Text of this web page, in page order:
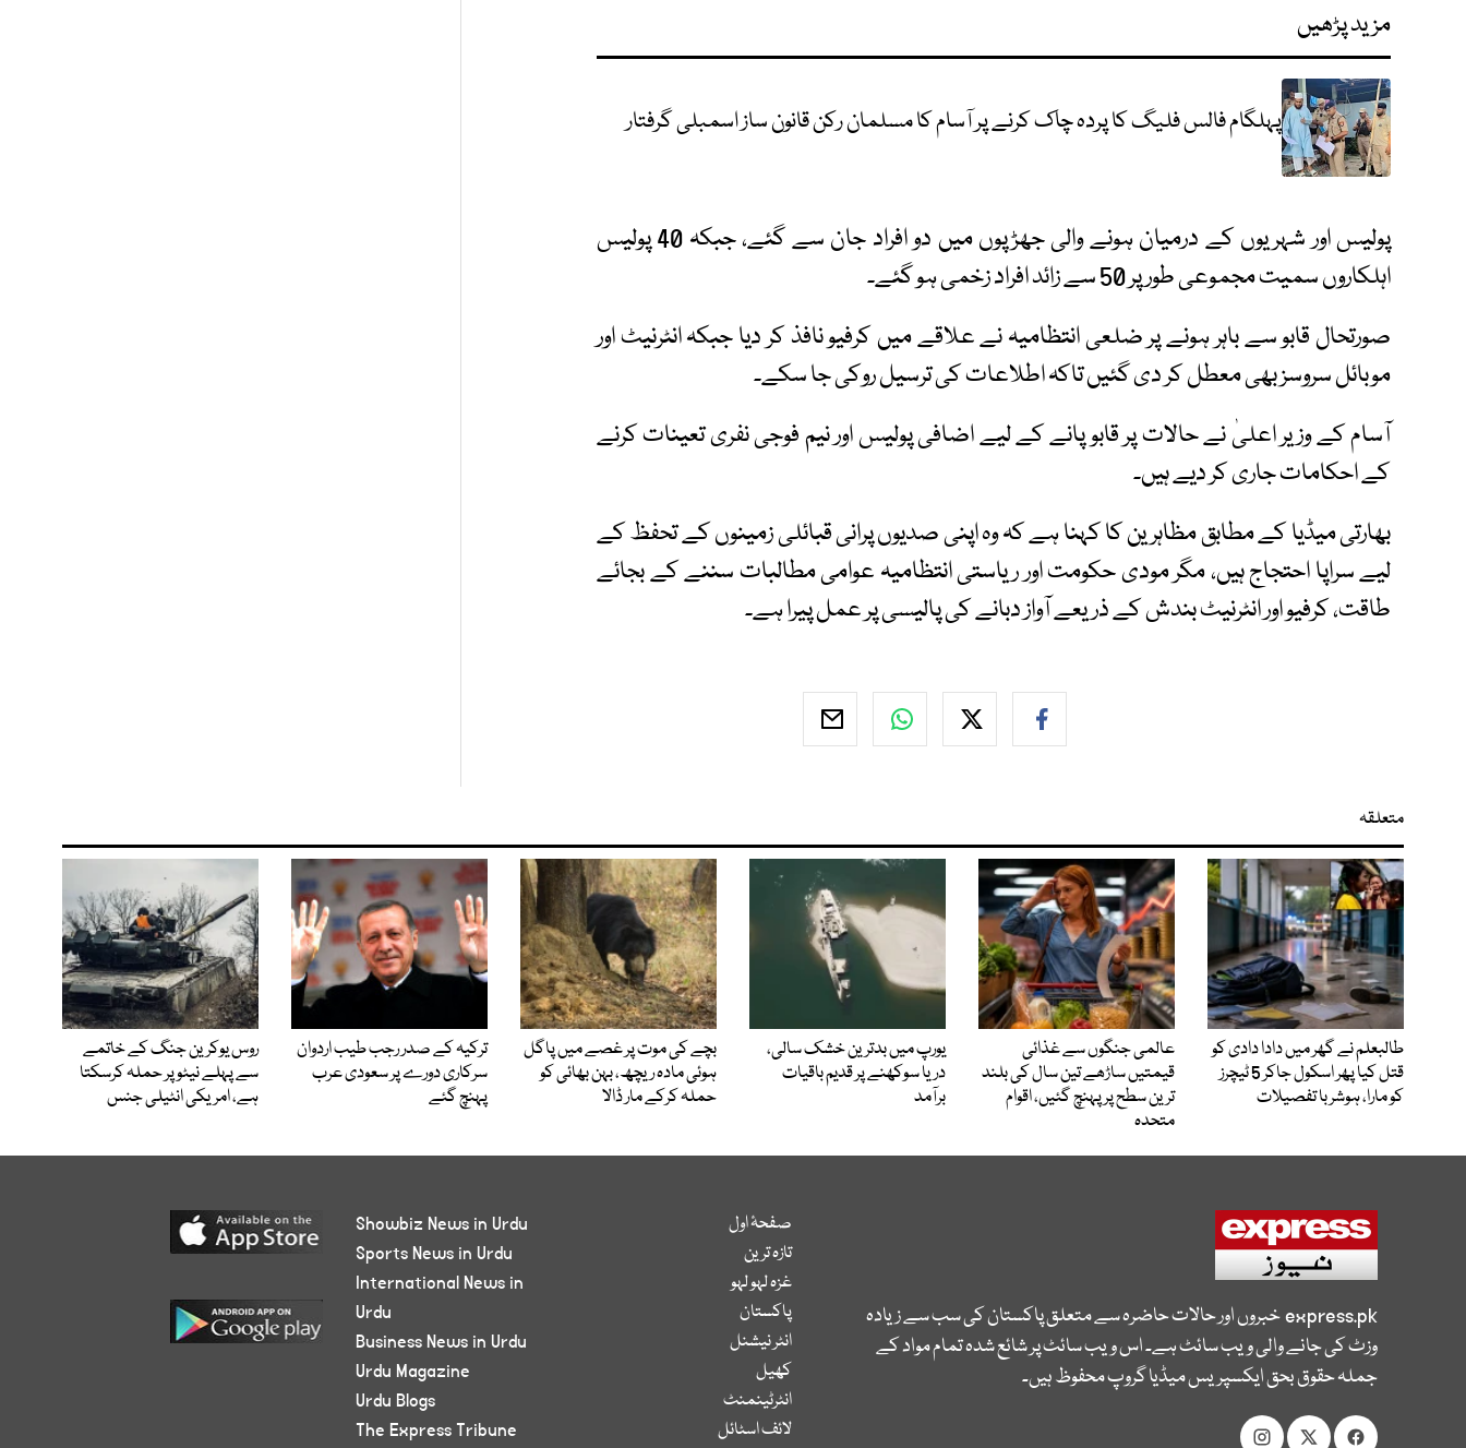
مزید پڑھیں
پہلگام فالس فلیگ کا پردہ چاک کرنے پر آسام کا مسلمان رکن قانون ساز اسمبلی گرفتار
پولیس اور شہریوں کے درمیان ہونے والی جھڑپوں میں دو افراد جان سے گئے، جبکہ 40 پولیس
اہلکاروں سمیت مجموعی طور پر 50 سے زائد افراد زخمی ہو گئے۔
صورتحال قابو سے باہر ہونے پر ضلعی انتظامیہ نے علاقے میں کرفیو نافذ کر دیا جبکہ انٹرنیٹ اور
موبائل سروسز بھی معطل کر دی گئیں تاکہ اطلاعات کی ترسیل روکی جا سکے۔
آسام کے وزیر اعلیٰ نے حالات پر قابو پانے کے لیے اضافی پولیس اور نیم فوجی نفری تعینات کرنے
کے احکامات جاری کر دیے ہیں۔
بھارتی میڈیا کے مطابق مظاہرین کا کہنا ہے کہ وہ اپنی صدیوں پرانی قبائلی زمینوں کے تحفظ کے
لیے سراپا احتجاج ہیں، مگر مودی حکومت اور ریاستی انتظامیہ عوامی مطالبات سننے کے بجائے
طاقت، کرفیو اور انٹرنیٹ بندش کے ذریعے آواز دبانے کی پالیسی پر عمل پیرا ہے۔
متعلقہ
طالبعلم نے گھر میں دادا دادی کو
قتل کیا پھر اسکول جاکر 5 ٹیچرز
کو مارا، ہوشربا تفصیلات
عالمی جنگوں سے غذائی
قیمتیں ساڑھے تین سال کی بلند
ترین سطح پر پہنچ گئیں، اقوام
متحدہ
یورپ میں بدترین خشک سالی،
دریا سوکھنے پر قدیم باقیات
برآمد
بچے کی موت پر غصے میں پاگل
ہوئی مادہ ریچھ، بہن بھائی کو
حملہ کرکے مار ڈالا
ترکیہ کے صدر رجب طیب اردوان
سرکاری دورے پر سعودی عرب
پہنچ گئے
روس یوکرین جنگ کے خاتمے
سے پہلے نیٹو پر حملہ کرسکتا
ہے، امریکی انٹیلی جنس
express.pkخبروں اور حالات حاضرہ سے متعلق پاکستان کی سب سے زیادہ
وزٹ کی جانے والی ویب سائٹ ہے۔ اس ویب سائٹ پر شائع شدہ تمام مواد کے
جملہ حقوق بحق ایکسپریس میڈیا گروپ محفوظ ہیں۔
صفحۂ اول
تازہ ترین
غزہ لہو لہو
پاکستان
انٹر نیشنل
کھیل
انٹرٹینمنٹ
لائف اسٹائل
Showbiz News in Urdu
Sports News in Urdu
International News in
Urdu
Business News in Urdu
Urdu Magazine
Urdu Blogs
The Express Tribune